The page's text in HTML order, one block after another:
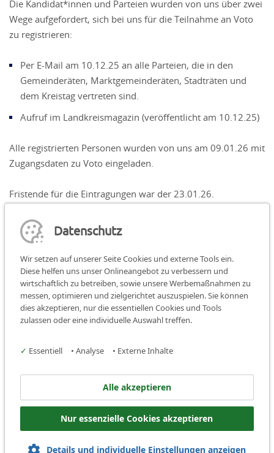
Die Kandidat*innen und Parteien wurden von uns über zwei
Wege aufgefordert, sich bei uns für die Teilnahme an Voto
zu registrieren:
Per E-Mail am 10.12.25 an alle Parteien, die in den
Gemeinderäten, Marktgemeinderäten, Stadträten und
dem Kreistag vertreten sind.
Aufruf im Landkreismagazin (veröffentlicht am 10.12.25)
Alle registrierten Personen wurden von uns am 09.01.26 mit
Zugangsdaten zu Voto eingeladen.
Fristende für die Eintragungen war der 23.01.26.
Eine Nachfrist haben wir allen, die sich gemeldet haben noch
bis 29.01.26 gewährt.
Teilen:
Kreisjugendring Fürth
Stresemannplatz 11
90763 Fürth
Datenschutz
Wir setzen auf unserer Seite Cookies und externe Tools ein.
Diese helfen uns unser Onlineangebot zu verbessern und
wirtschaftlich zu betreiben, sowie unsere Werbemaßnahmen zu
messen, optimieren und zielgerichtet auszuspielen. Sie können
dies akzeptieren, nur die essentiellen Cookies und Tools
zulassen oder eine individuelle Auswahl treffen.
✓ Essentiell • Analyse • Externe Inhalte
Alle akzeptieren
Nur essenzielle Cookies akzeptieren
Details und individuelle Einstellungen anzeigen